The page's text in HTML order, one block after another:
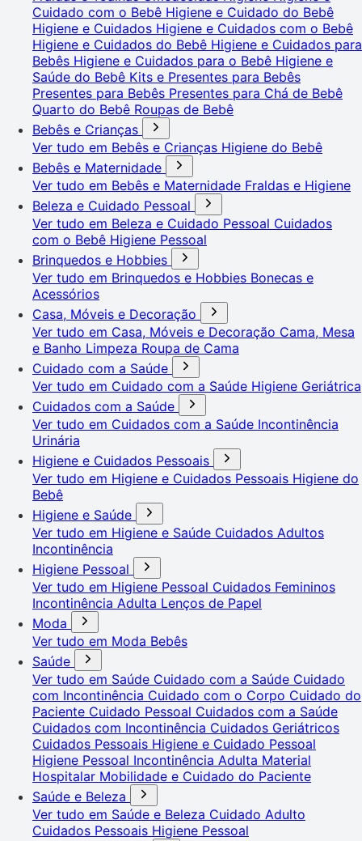
Cuidado com o Bebê Higiene e Cuidado do Bebê
Higiene e Cuidados Higiene e Cuidados com o Bebê
Higiene e Cuidados do Bebê Higiene e Cuidados para
Bebês Higiene e Cuidados para o Bebê Higiene e
Saúde do Bebê Kits e Presentes para Bebês
Presentes para Bebês Presentes para Chá de Bebê
Quarto do Bebê Roupas de Bebê
Bebês e Crianças
Ver tudo em Bebês e Crianças Higiene do Bebê
Bebês e Maternidade
Ver tudo em Bebês e Maternidade Fraldas e Higiene
Beleza e Cuidado Pessoal
Ver tudo em Beleza e Cuidado Pessoal Cuidados
com o Bebê Higiene Pessoal
Brinquedos e Hobbies
Ver tudo em Brinquedos e Hobbies Bonecas e
Acessórios
Casa, Móveis e Decoração
Ver tudo em Casa, Móveis e Decoração Cama, Mesa
e Banho Limpeza Roupa de Cama
Cuidado com a Saúde
Ver tudo em Cuidado com a Saúde Higiene Geriátrica
Cuidados com a Saúde
Ver tudo em Cuidados com a Saúde Incontinência
Urinária
Higiene e Cuidados Pessoais
Ver tudo em Higiene e Cuidados Pessoais Higiene do
Bebê
Higiene e Saúde
Ver tudo em Higiene e Saúde Cuidados Adultos
Incontinência
Higiene Pessoal
Ver tudo em Higiene Pessoal Cuidados Femininos
Incontinência Adulta Lenços de Papel
Moda
Ver tudo em Moda Bebês
Saúde
Ver tudo em Saúde Cuidado com a Saúde Cuidado
com Incontinência Cuidado com o Corpo Cuidado do
Paciente Cuidado Pessoal Cuidados com a Saúde
Cuidados com Incontinência Cuidados Geriátricos
Cuidados Pessoais Higiene e Cuidado Pessoal
Higiene Pessoal Incontinência Adulta Material
Hospitalar Mobilidade e Cuidado do Paciente
Saúde e Beleza
Ver tudo em Saúde e Beleza Cuidado Adulto
Cuidados Pessoais Higiene Pessoal